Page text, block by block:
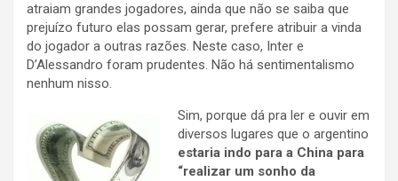
atraiam grandes jogadores, ainda que não se saiba que
prejuízo futuro elas possam gerar, prefere atribuir a vinda
do jogador a outras razões. Neste caso, Inter e
D’Alessandro foram prudentes. Não há sentimentalismo
nenhum nisso.
Sim, porque dá pra ler e ouvir em
diversos lugares que o argentino
estaria indo para a China para
“realizar um sonho da